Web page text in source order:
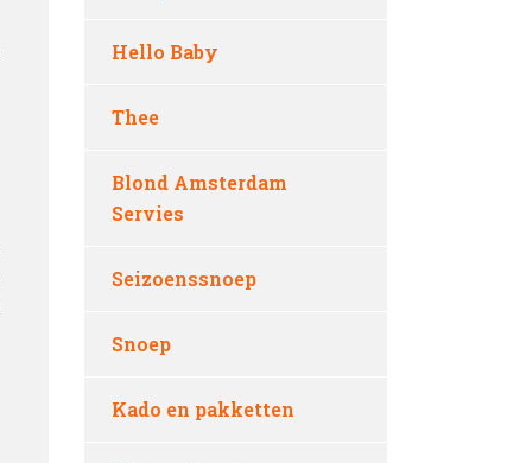
Hello Baby
Thee
Blond Amsterdam
Servies
Seizoenssnoep
Snoep
Kado en pakketten